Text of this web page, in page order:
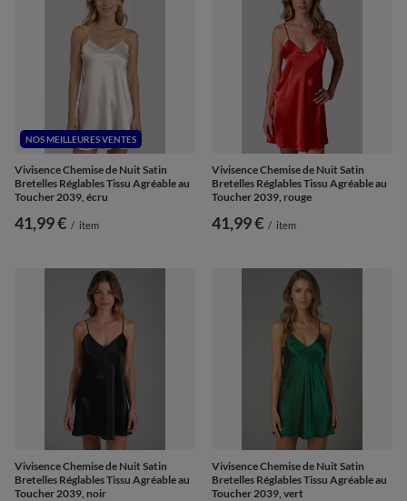
NOS MEILLEURES VENTES
Vivisence Chemise de Nuit Satin
Bretelles Réglables Tissu Agréable au
Toucher 2039, écru
41,99 € / item
Vivisence Chemise de Nuit Satin
Bretelles Réglables Tissu Agréable au
Toucher 2039, rouge
41,99 € / item
Vivisence Chemise de Nuit Satin
Bretelles Réglables Tissu Agréable au
Toucher 2039, noir
Vivisence Chemise de Nuit Satin
Bretelles Réglables Tissu Agréable au
Toucher 2039, vert